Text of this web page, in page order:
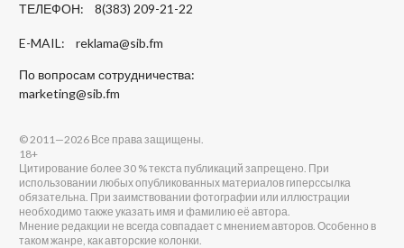
ТЕЛЕФОН: 8(383) 209-21-22
E-MAIL: reklama@sib.fm
По вопросам сотрудничества:
marketing@sib.fm
© 2011—2026 Все права защищены.
18+
Цитирование более 30 % текста публикаций запрещено. При
использовании любых опубликованных материалов гиперссылка
обязательна. При заимствовании фотографии или иллюстрации
необходимо также указать имя и фамилию её автора.
Мнение редакции не всегда совпадает с мнением авторов. Особенно в
таком жанре, как авторские колонки.